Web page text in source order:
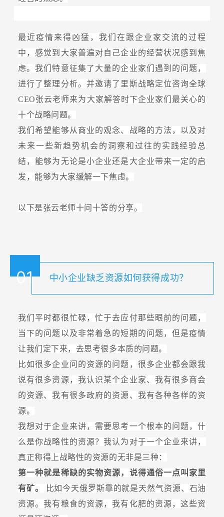
最近疫情来得凶猛，我们在跟企业家交流的过程
中，感觉到大家普遍对自己企业的经营状况感到焦
虑。我们特意征集了大量的企业家们遇到的问题，
进行了整理分析。并邀请了里斯战略定位咨询全球
CEO张云老师来为大家解答时下企业家们最关心的
十个战略问题。
我们希望能够从商业的观念、战略的方法，以及对
未来一些新趋势机会的洞察和过往的实践经验总
结，能够为无论是小企业还是大企业带来一定的启
发，能够为大家缓解一下焦虑。
以下是张云老师十问十答的分享。
01 中小企业缺乏资源如何获得成功？
我们平时都很忙碌，忙于去应付那些眼前的问题，
当下的问题以及非常着急的短期的问题，但是疫情
让我们定下来，去思考很多本质的问题。
比如很多企业问的资源的问题，很多企业都会跟我
说有很多资源，我认识某个企业家、我有很多商会
的资源、我有很多政府的资源、我有各种各样的资
源。
我想对于企业来讲，需要思考一个根本的问题，什
么是你战略性的资源？我认为对于一个企业来讲，
真正称得上战略性的资源的无非是三种：
第一种就是稀缺的实物资源，说得通俗一点叫家里
有矿。
比如今天俄罗斯靠的就是天然气资源、石油
资源。我有粮食的资源，我有化肥的资源，这些资